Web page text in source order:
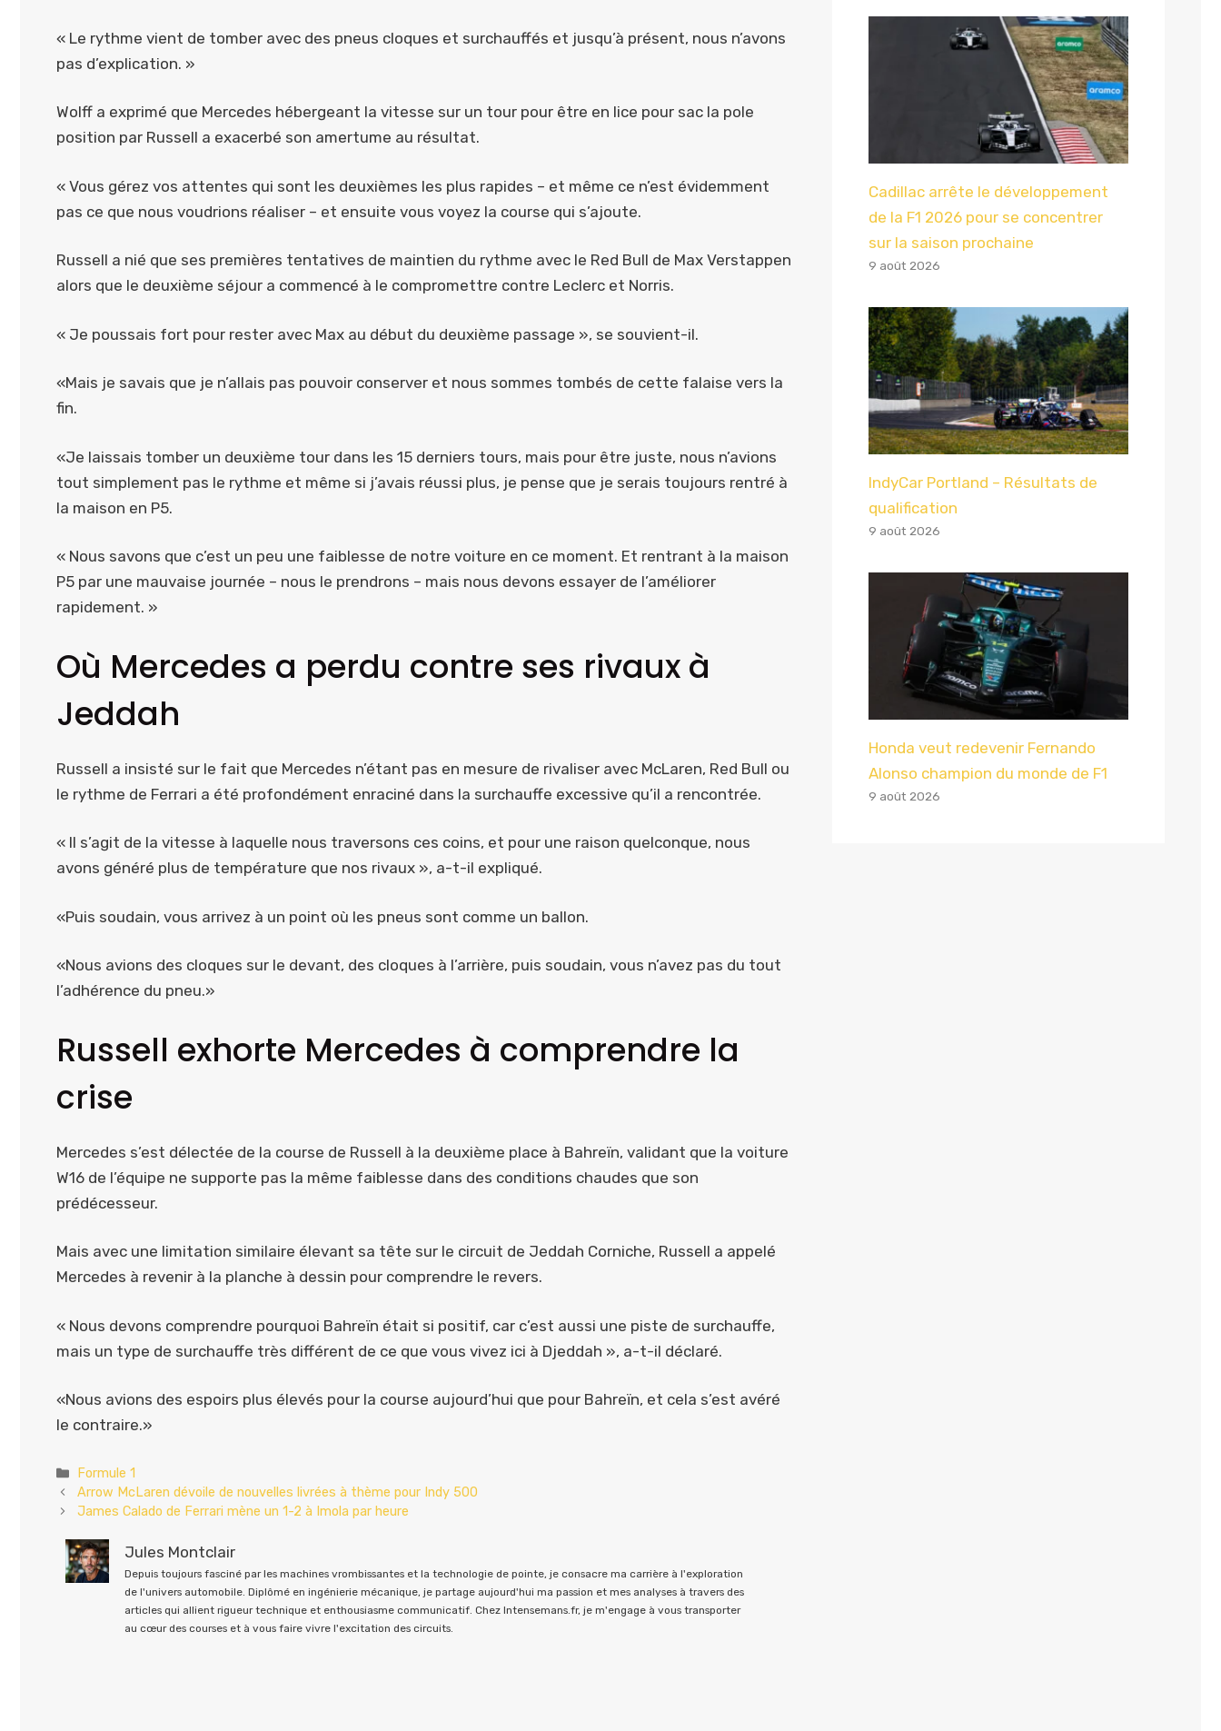
« Le rythme vient de tomber avec des pneus cloques et surchauffés et jusqu’à présent, nous n’avons
pas d’explication. »
Wolff a exprimé que Mercedes hébergeant la vitesse sur un tour pour être en lice pour sac la pole
position par Russell a exacerbé son amertume au résultat.
« Vous gérez vos attentes qui sont les deuxièmes les plus rapides – et même ce n’est évidemment
pas ce que nous voudrions réaliser – et ensuite vous voyez la course qui s’ajoute.
Russell a nié que ses premières tentatives de maintien du rythme avec le Red Bull de Max Verstappen
alors que le deuxième séjour a commencé à le compromettre contre Leclerc et Norris.
« Je poussais fort pour rester avec Max au début du deuxième passage », se souvient-il.
«Mais je savais que je n’allais pas pouvoir conserver et nous sommes tombés de cette falaise vers la
fin.
«Je laissais tomber un deuxième tour dans les 15 derniers tours, mais pour être juste, nous n’avions
tout simplement pas le rythme et même si j’avais réussi plus, je pense que je serais toujours rentré à
la maison en P5.
« Nous savons que c’est un peu une faiblesse de notre voiture en ce moment. Et rentrant à la maison
P5 par une mauvaise journée – nous le prendrons – mais nous devons essayer de l’améliorer
rapidement. »
Où Mercedes a perdu contre ses rivaux à
Jeddah
Russell a insisté sur le fait que Mercedes n’étant pas en mesure de rivaliser avec McLaren, Red Bull ou
le rythme de Ferrari a été profondément enraciné dans la surchauffe excessive qu’il a rencontrée.
« Il s’agit de la vitesse à laquelle nous traversons ces coins, et pour une raison quelconque, nous
avons généré plus de température que nos rivaux », a-t-il expliqué.
«Puis soudain, vous arrivez à un point où les pneus sont comme un ballon.
«Nous avions des cloques sur le devant, des cloques à l’arrière, puis soudain, vous n’avez pas du tout
l’adhérence du pneu.»
Russell exhorte Mercedes à comprendre la
crise
Mercedes s’est délectée de la course de Russell à la deuxième place à Bahreïn, validant que la voiture
W16 de l’équipe ne supporte pas la même faiblesse dans des conditions chaudes que son
prédécesseur.
Mais avec une limitation similaire élevant sa tête sur le circuit de Jeddah Corniche, Russell a appelé
Mercedes à revenir à la planche à dessin pour comprendre le revers.
« Nous devons comprendre pourquoi Bahreïn était si positif, car c’est aussi une piste de surchauffe,
mais un type de surchauffe très différent de ce que vous vivez ici à Djeddah », a-t-il déclaré.
«Nous avions des espoirs plus élevés pour la course aujourd’hui que pour Bahreïn, et cela s’est avéré
le contraire.»
Catégories
Formule 1
Arrow McLaren dévoile de nouvelles livrées à thème pour Indy 500
James Calado de Ferrari mène un 1-2 à Imola par heure
Jules Montclair
Depuis toujours fasciné par les machines vrombissantes et la technologie de pointe, je consacre ma carrière à l'exploration
de l'univers automobile. Diplômé en ingénierie mécanique, je partage aujourd'hui ma passion et mes analyses à travers des
articles qui allient rigueur technique et enthousiasme communicatif. Chez Intensemans.fr, je m'engage à vous transporter
au cœur des courses et à vous faire vivre l'excitation des circuits.
Cadillac arrête le développement
de la F1 2026 pour se concentrer
sur la saison prochaine
9 août 2026
IndyCar Portland – Résultats de
qualification
9 août 2026
Honda veut redevenir Fernando
Alonso champion du monde de F1
9 août 2026